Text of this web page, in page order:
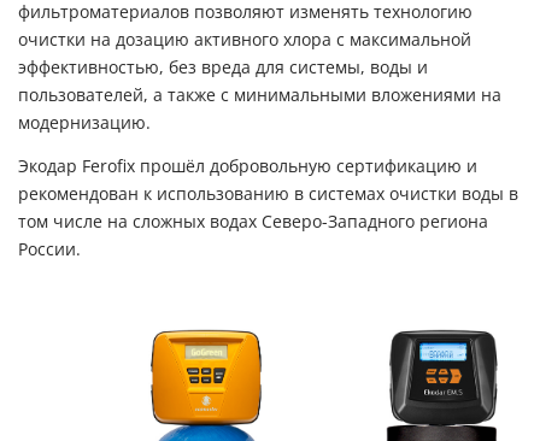
фильтроматериалов позволяют изменять технологию
очистки на дозацию активного хлора с максимальной
эффективностью, без вреда для системы, воды и
пользователей, а также с минимальными вложениями на
модернизацию.
Экодар Ferofix прошёл добровольную сертификацию и
рекомендован к использованию в системах очистки воды в
том числе на сложных водах Северо-Западного региона
России.